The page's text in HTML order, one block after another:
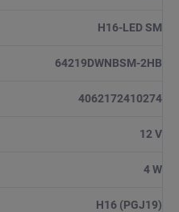
H16-LED SM
64219DWNBSM-2HB
4062172410274
12 V
4 W
H16 (PGJ19)